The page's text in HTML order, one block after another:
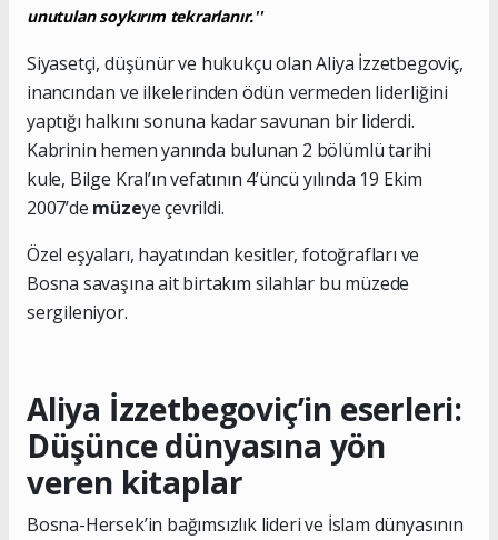
unutulan soykırım tekrarlanır.''
Siyasetçi, düşünür ve hukukçu olan Aliya İzzetbegoviç,
inancından ve ilkelerinden ödün vermeden liderliğini
yaptığı halkını sonuna kadar savunan bir liderdi.
Kabrinin hemen yanında bulunan 2 bölümlü tarihi
kule, Bilge Kral’ın vefatının 4’üncü yılında 19 Ekim
2007’de müzeye çevrildi.
Özel eşyaları, hayatından kesitler, fotoğrafları ve
Bosna savaşına ait birtakım silahlar bu müzede
sergileniyor.
Aliya İzzetbegoviç’in eserleri:
Düşünce dünyasına yön
veren kitaplar
Bosna-Hersek’in bağımsızlık lideri ve İslam dünyasının